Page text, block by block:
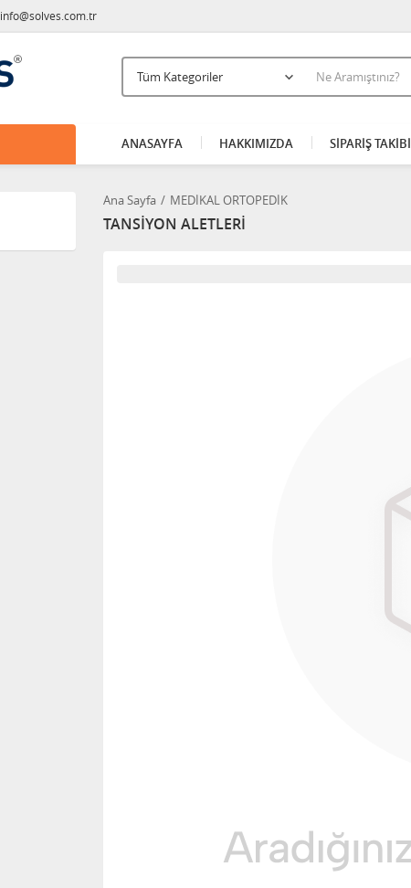
info@solves.com.tr
ANASAYFA HAKKIMIZDA SİPARİŞ TAKİBİ
Ana Sayfa MEDİKAL ORTOPEDİK
TANSİYON ALETLERİ